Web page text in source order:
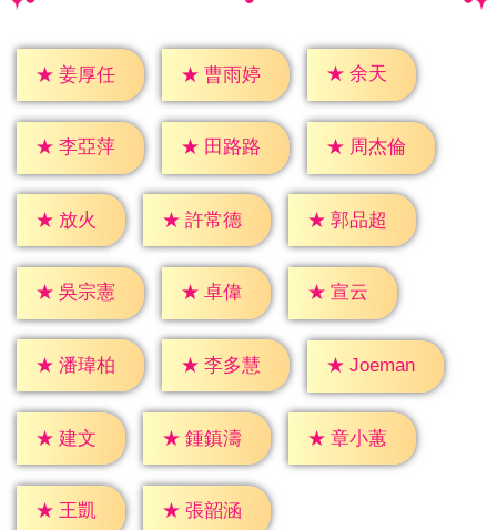
★ 姜厚任 ★ 曹雨婷 ★ 余天
★ 李亞萍 ★ 田路路 ★ 周杰倫
★ 放火 ★ 許常德 ★ 郭品超
★ 吳宗憲 ★ 卓偉 ★ 宣云
★ 潘瑋柏 ★ 李多慧 ★ Joeman
★ 建文 ★ 鍾鎮濤 ★ 章小蕙
★ 王凱 ★ 張韶涵